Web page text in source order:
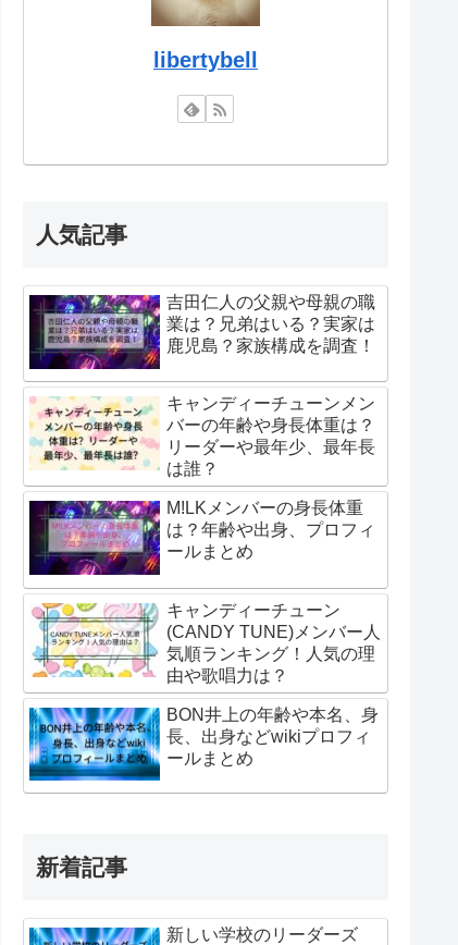
libertybell
人気記事
吉田仁人の父親や母親の職
業は？兄弟はいる？実家は
鹿児島？家族構成を調査！
キャンディーチューンメン
バーの年齢や身長体重は？
リーダーや最年少、最年長
は誰？
M!LKメンバーの身長体重
は？年齢や出身、プロフィ
ールまとめ
キャンディーチューン
(CANDY TUNE)メンバー人
気順ランキング！人気の理
由や歌唱力は？
BON井上の年齢や本名、身
長、出身などwikiプロフィ
ールまとめ
新着記事
新しい学校のリーダーズ